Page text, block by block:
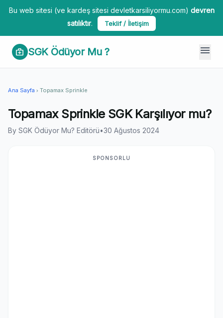
Bu web sitesi (ve kardeş sitesi devletkarsiliyormu.com) devren
satılıktır. Teklif / İletişim
medical_services SGK Ödüyor Mu ? menu
Ana Sayfa chevron_right Topamax Sprinkle
Topamax Sprinkle SGK Karşılıyor mu?
By SGK Ödüyor Mu? Editörü•30 Ağustos 2024
SPONSORLU